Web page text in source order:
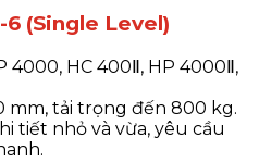
6 (Single Level)
HC 400Ⅱ, HP 4000Ⅱ,
mm, tải trọng đến 800 kg.
tiết nhỏ và vừa, yêu cầu